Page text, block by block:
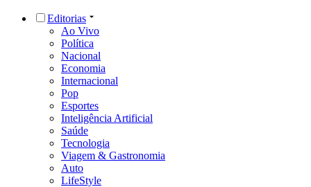
Editorias
Ao Vivo
Política
Nacional
Economia
Internacional
Pop
Esportes
Inteligência Artificial
Saúde
Tecnologia
Viagem & Gastronomia
Auto
LifeStyle